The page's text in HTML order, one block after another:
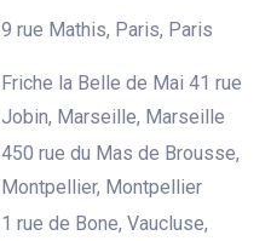
9 rue Mathis, Paris, Paris
Friche la Belle de Mai 41 rue
Jobin, Marseille, Marseille
450 rue du Mas de Brousse,
Montpellier, Montpellier
1 rue de Bone, Vaucluse,